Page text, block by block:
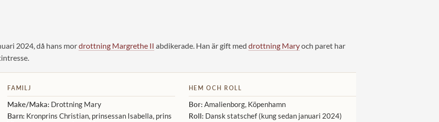
2024, då hans mordrottning Margrethe II abdikerade. Han är gift med drottning Maryoch paret har
FAMILJ
Make/Maka: Drottning Mary
Barn: Kronprins Christian, prinsessan Isabella, prins
HEM OCH ROLL
Bor: Amalienborg, Köpenhamn
Roll: Dansk statschef (kung sedan januari 2024)